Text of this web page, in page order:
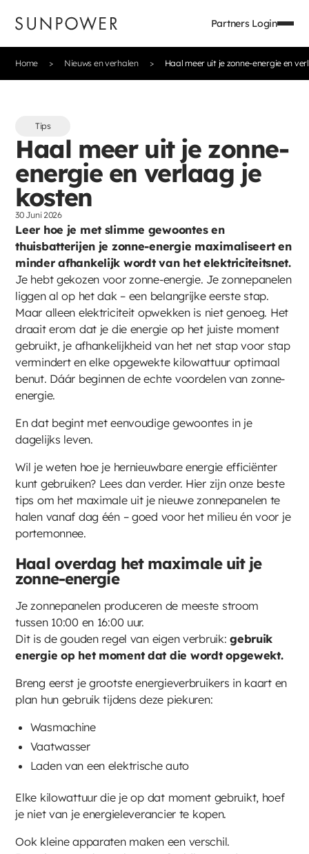
Partners Login
Home Nieuws en verhalen Haal meer uit je zonne-energie en
Tips
Haal meer uit je zonne-
energie en verlaag je
kosten
30 Juni 2026
Leer hoe je met slimme gewoontes en
thuisbatterijen je zonne-energie maximaliseert en
minder afhankelijk wordt van het elektriciteitsnet.
Je hebt gekozen voor zonne-energie. Je zonnepanelen
liggen al op het dak – een belangrijke eerste stap.
Maar alleen elektriciteit opwekken is niet genoeg. Het
draait erom dat je die energie op het juiste moment
gebruikt, je afhankelijkheid van het net stap voor stap
vermindert en elke opgewekte kilowattuur optimaal
benut. Dáár beginnen de echte voordelen van zonne-
energie.
En dat begint met eenvoudige gewoontes in je
dagelijks leven.
Wil je weten hoe je hernieuwbare energie efficiënter
kunt gebruiken? Lees dan verder. Hier zijn onze beste
tips om het maximale uit je nieuwe zonnepanelen te
halen vanaf dag één – goed voor het milieu én voor je
portemonnee.
Haal overdag het maximale uit je
zonne-energie
Je zonnepanelen produceren de meeste stroom
tussen 10:00 en 16:00 uur.
Dit is de gouden regel van eigen verbruik:gebruik
energie op het moment dat die wordt opgewekt.
Breng eerst je grootste energieverbruikers in kaart en
plan hun gebruik tijdens deze piekuren:
Wasmachine
Vaatwasser
Laden van een elektrische auto
Elke kilowattuur die je op dat moment gebruikt, hoef
je niet van je energieleverancier te kopen.
Ook kleine apparaten maken een verschil.